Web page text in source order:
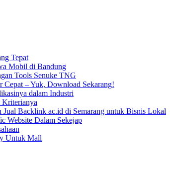
Tepat
Mobil di Bandung
Tools Senuke TNG
– Yuk, Download Sekarang!
dalam Industri
Kriterianya
Backlink ac.id di Semarang untuk Bisnis Lokal
Website Dalam Sekejap
Untuk Mall